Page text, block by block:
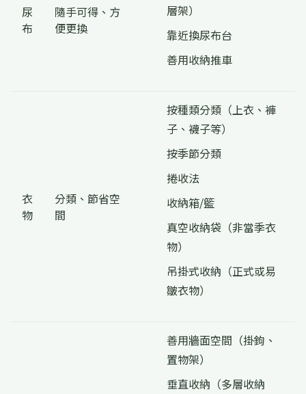
尿
布
隨手可得、方
便更換
層架）
靠近換尿布台
善用收納推車
衣
物
分類、節省空
間
按種類分類（上衣、褲
子、襪子等）
按季節分類
捲收法
收納箱/籃
真空收納袋（非當季衣
物）
吊掛式收納（正式或易
皺衣物）
善用牆面空間（掛鉤、
置物架）
垂直收納（多層收納